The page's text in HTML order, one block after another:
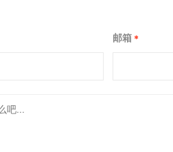
邮箱 *